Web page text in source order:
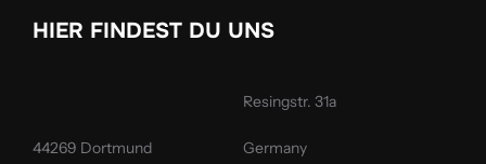
HIER FINDEST DU UNS
Resingstr. 31a
44269 Dortmund Germany